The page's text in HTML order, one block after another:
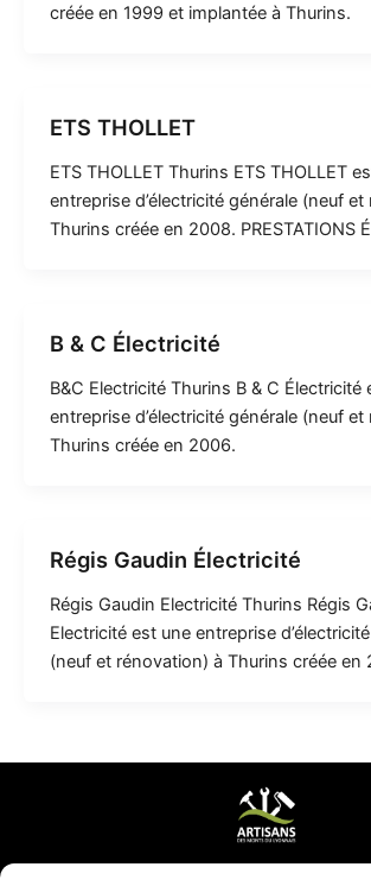
créée en 1999 et implantée à Thurins.
ETS THOLLET
ETS THOLLET Thurins ETS THOLLET
entreprise d’électricité générale (neuf
Thurins créée en 2008. PRESTATIONS
B & C Électricité
B&C Electricité Thurins B & C Électricité
entreprise d’électricité générale (neuf
Thurins créée en 2006.
Régis Gaudin Électricité
Régis Gaudin Electricité Thurins Régis
Electricité est une entreprise
(neuf et rénovation) à Thurins créée en